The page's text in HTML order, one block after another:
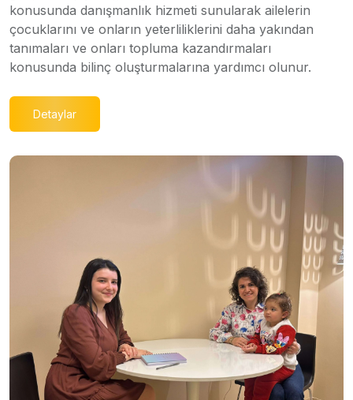
konusunda danışmanlık hizmeti sunularak ailelerin
çocuklarını ve onların yeterliliklerini daha yakından
tanımaları ve onları topluma kazandırmaları
konusunda bilinç oluşturmalarına yardımcı olunur.
Detaylar